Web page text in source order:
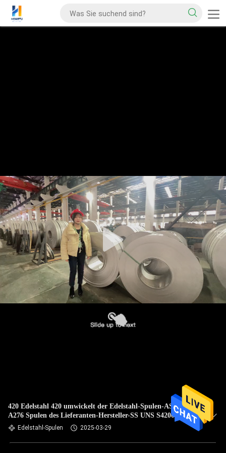
420 Edelstahl 420 umwickelt der Edelstahl-Spulen-ASTM
A276 Spulen des Lieferanten-Hersteller-SS UNS S42000
Edelstahl-Spulen 2025-03-29